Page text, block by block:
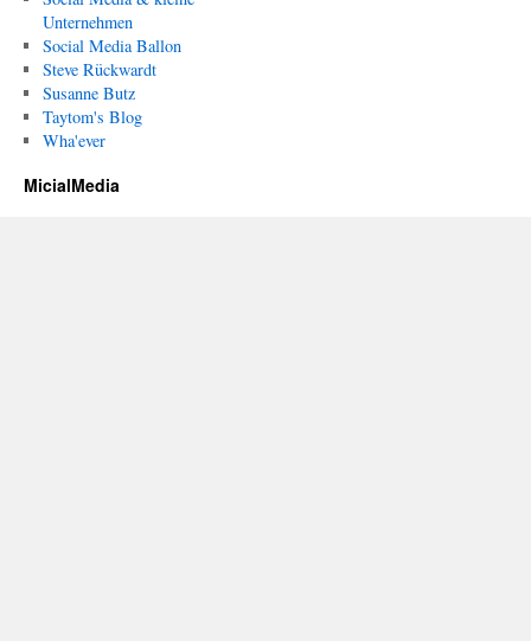
Unternehmen
Social Media Ballon
Steve Rückwardt
Susanne Butz
Taytom's Blog
Wha'ever
MicialMedia